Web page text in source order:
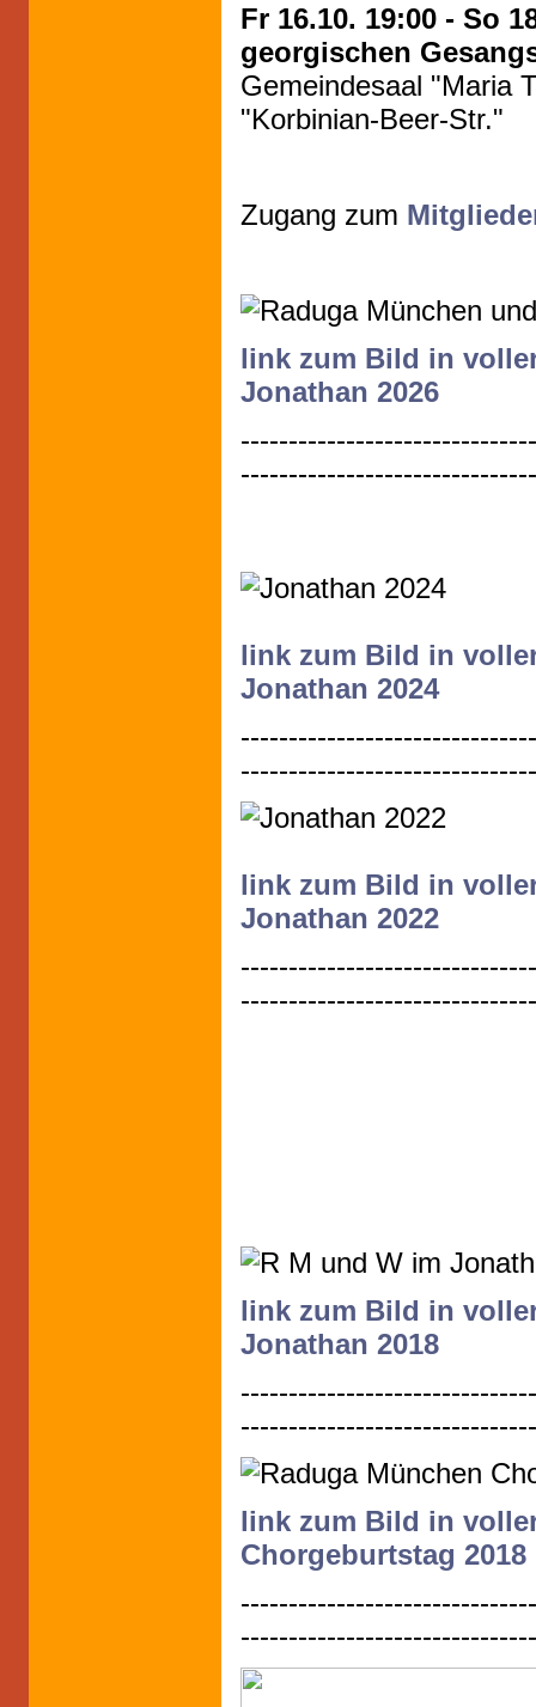
Fr 16.10. 19:00 - So
georgischen
Gemeindesaal "Maria
"Korbinian-Beer-Str."
Zugang zum
link zum Bild in
Jonathan 2026
link zum Bild in
Jonathan 2024
link zum Bild in
Jonathan 2022
link zum Bild in
Jonathan 2018
link zum Bild in
Chorgeburtstag 2018